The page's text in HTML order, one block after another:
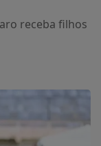
receba filhos